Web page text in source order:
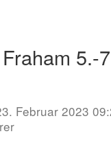
5.-
Februar 2023